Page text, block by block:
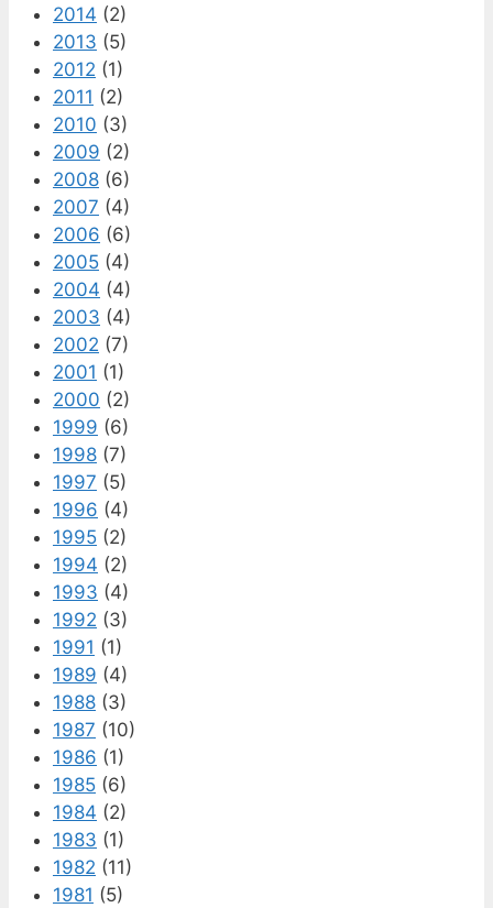
2014 (2)
2013 (5)
2012 (1)
2011 (2)
2010 (3)
2009 (2)
2008 (6)
2007 (4)
2006 (6)
2005 (4)
2004 (4)
2003 (4)
2002 (7)
2001 (1)
2000 (2)
1999 (6)
1998 (7)
1997 (5)
1996 (4)
1995 (2)
1994 (2)
1993 (4)
1992 (3)
1991 (1)
1989 (4)
1988 (3)
1987 (10)
1986 (1)
1985 (6)
1984 (2)
1983 (1)
1982 (11)
1981 (5)